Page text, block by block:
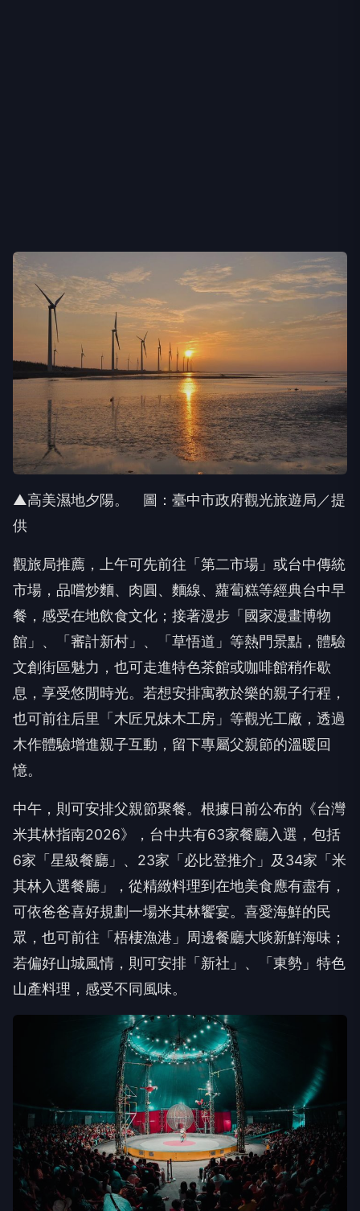
▲高美濕地夕陽。 圖：臺中市政府觀光旅遊局／提
供
觀旅局推薦，上午可先前往「第二市場」或台中傳統
市場，品嚐炒麵、肉圓、麵線、蘿蔔糕等經典台中早
餐，感受在地飲食文化；接著漫步「國家漫畫博物
館」、「審計新村」、「草悟道」等熱門景點，體驗
文創街區魅力，也可走進特色茶館或咖啡館稍作歇
息，享受悠閒時光。若想安排寓教於樂的親子行程，
也可前往后里「木匠兄妹木工房」等觀光工廠，透過
木作體驗增進親子互動，留下專屬父親節的溫暖回
憶。
中午，則可安排父親節聚餐。根據日前公布的《台灣
米其林指南2026》，台中共有63家餐廳入選，包括
6家「星級餐廳」、23家「必比登推介」及34家「米
其林入選餐廳」，從精緻料理到在地美食應有盡有，
可依爸爸喜好規劃一場米其林饗宴。喜愛海鮮的民
眾，也可前往「梧棲漁港」周邊餐廳大啖新鮮海味；
若偏好山城風情，則可安排「新社」、「東勢」特色
山產料理，感受不同風味。